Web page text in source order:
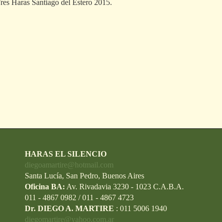
Haras Santiago del Estero 2015.
HARAS EL SILENCIO
diegoamartire@hotmail.com
Santa Lucía, San Pedro, Buenos Aires
Oficina BA: Av. Rivadavia 3230 - 1023 C.A.B.A.
011 - 4867 0982 / 011 - 4867 4723
Dr. DIEGO A. MARTIRE : 011 5006 1940
diegomartire@yahoo.com.ar